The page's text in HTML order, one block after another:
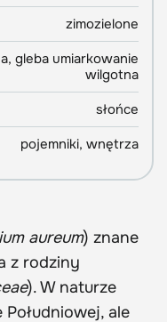
zimozielone
gleba umiarkowanie
wilgotna
słońce
pojemniki, wnętrza
aureum) znane
z rodziny
). W naturze
ale